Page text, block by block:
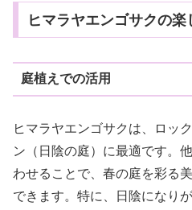
ヒマラヤエンゴサクの楽
庭植えでの活用
ヒマラヤエンゴサクは、ロッ
ン（日陰の庭）に最適です。
わせることで、春の庭を彩る
できます。特に、日陰になり